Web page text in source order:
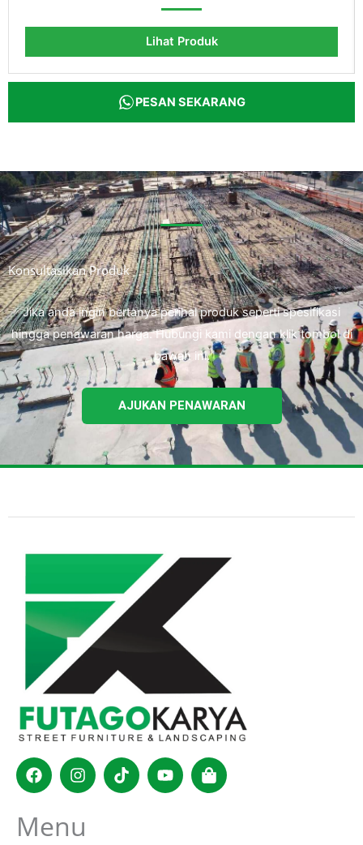
Lihat Produk
PESAN SEKARANG
Konsultasikan Produk
Jika anda ingin bertanya perihal produk seperti spesifikasi
hingga penawaran harga. Hubungi kami dengan klik tombol di
bawah ini.
AJUKAN PENAWARAN
FacebookInstagram
TiktokYoutubeShopping-
bag
Menu